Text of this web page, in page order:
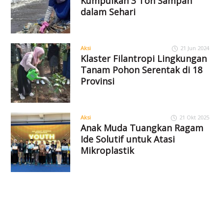
dalam Sehari
Aksi 21 Jun 2024
Klaster Filantropi Lingkungan
Tanam Pohon Serentak di 18
Provinsi
Aksi 21 Okt 2025
Anak Muda Tuangkan Ragam
Ide Solutif untuk Atasi
Mikroplastik